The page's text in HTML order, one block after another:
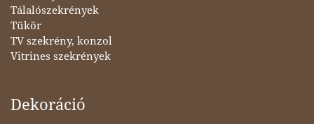
Tálalószekrények
Tükör
TV szekrény, konzol
Vitrines szekrények
Dekoráció